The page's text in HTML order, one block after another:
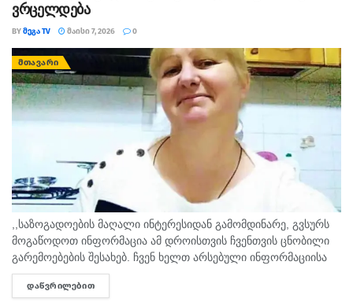
ვრცელდება
BYᲛᲔᲒᲐ TV ᲛᲐᲘᲡᲘ 7, 2026 0
ᲛᲗᲐᲕᲐᲠᲘ
,,საზოგადოების მაღალი ინტერესიდან გამომდინარე, გვსურს
მოგაწოდოთ ინფორმაცია ამ დროისთვის ჩვენთვის ცნობილი
გარემოებების შესახებ. ჩვენ ხელთ არსებული ინფორმაციისა
და გამოძიების მიმდინარეობის მიხედვით, კამერებში ჩანს, რომ
ჩემი მამიდა მზია ლომაია დილით სახლიდან...
ᲓᲐᲬᲕᲠᲘᲚᲔᲑᲘᲗ